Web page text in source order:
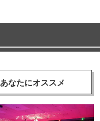
あなたにオススメ